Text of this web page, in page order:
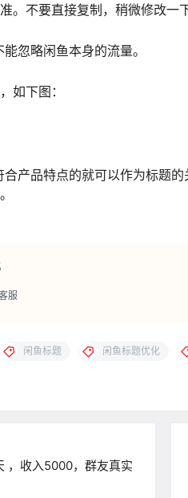
。不要直接复制，稍微修改一
忽略闲鱼本身的流量。
如下图：
产品特点的就可以作为标题的
服
闲鱼标题 闲鱼标题优化
，收入5000，群友真实